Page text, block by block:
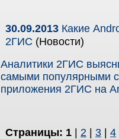
30.09.2013 Какие
2ГИС (Новости)
Аналитики 2ГИС
самыми популярными
приложения 2ГИС на
Страницы: 1 | 2 | 3 | 4